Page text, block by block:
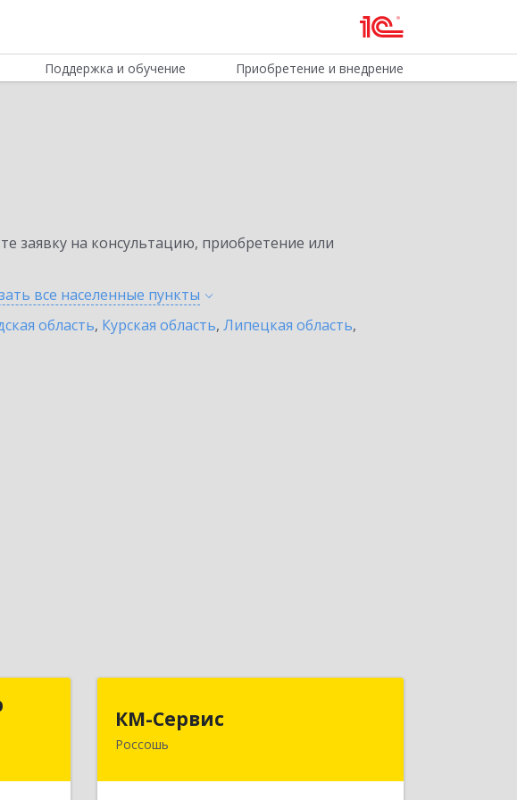
Поддержка и обучение Приобретение и внедрение
заявку на консультацию, приобретение или
все населенные пункты
область, Курская область, Липецкая область,
КМ-Сервис
Россошь